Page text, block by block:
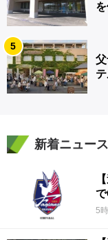
5
新着ニュース
5